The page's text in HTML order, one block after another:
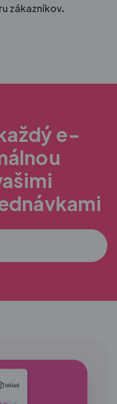
zákazníkov.
e-